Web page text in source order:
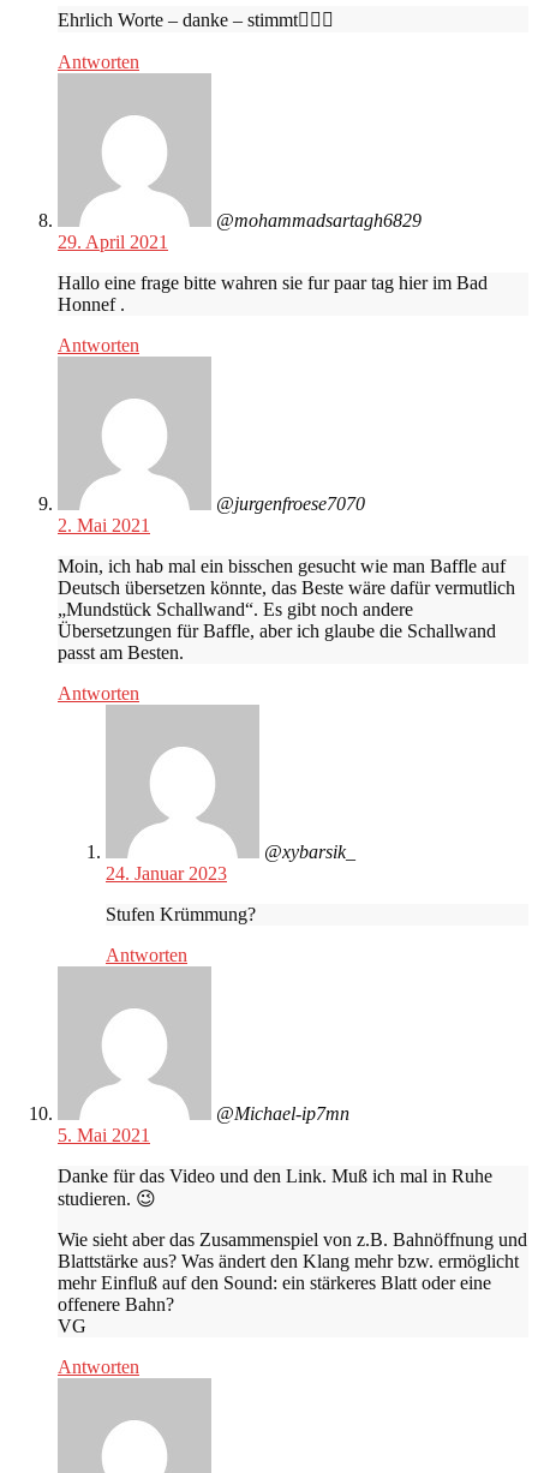
Ehrlich Worte – danke – stimmt👍🏼🙂
Antworten
@mohammadsartagh6829
29. April 2021
Hallo eine frage bitte wahren sie fur paar tag hier im Bad
Honnef .
Antworten
@jurgenfroese7070
2. Mai 2021
Moin, ich hab mal ein bisschen gesucht wie man Baffle auf
Deutsch übersetzen könnte, das Beste wäre dafür vermutlich
„Mundstück Schallwand“. Es gibt noch andere
Übersetzungen für Baffle, aber ich glaube die Schallwand
passt am Besten.
Antworten
@xybarsik_
24. Januar 2023
Stufen Krümmung?
Antworten
@Michael-ip7mn
5. Mai 2021
Danke für das Video und den Link. Muß ich mal in Ruhe
studieren. 😉
Wie sieht aber das Zusammenspiel von z.B. Bahnöffnung und
Blattstärke aus? Was ändert den Klang mehr bzw. ermöglicht
mehr Einfluß auf den Sound: ein stärkeres Blatt oder eine
offenere Bahn?
VG
Antworten